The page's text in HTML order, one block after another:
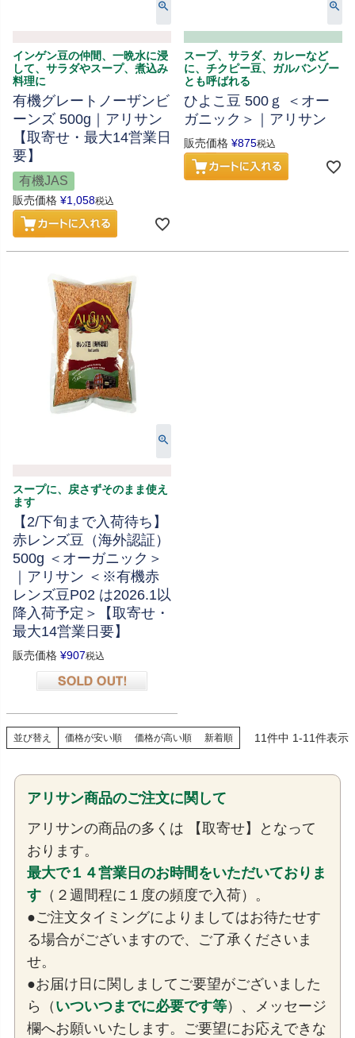
インゲン豆の仲間、一晩水に浸
して、サラダやスープ、煮込み
料理に
有機グレートノーザンビ
ーンズ 500g｜アリサン
【取寄せ・最大14営業日
要】
有機JAS
販売価格 ¥1,058税込
スープ、サラダ、カレーなど
に、チクピー豆、ガルバンゾー
とも呼ばれる
ひよこ豆 500ｇ ＜オー
ガニック＞｜アリサン
販売価格 ¥875税込
スープに、戻さずそのまま使え
ます
【2/下旬まで入荷待ち】
赤レンズ豆（海外認証）
500g ＜オーガニック＞
｜アリサン ＜※有機赤
レンズ豆P02 は2026.1以
降入荷予定＞【取寄せ・
最大14営業日要】
販売価格 ¥907税込
並び替え 価格が安い順 価格が高い順 新着順 11件中 1-11件表示
アリサン商品のご注文に関して
アリサンの商品の多くは 【取寄せ】となって
おります。
最大で１４営業日のお時間をいただいておりま
す （２週間程に１度の頻度で入荷）。
●ご注文タイミングによりましてはお待たせす
る場合がございますので、ご了承くださいま
せ。
●お届け日に関しましてご要望がございました
ら（ いついつまでに必要です等）、メッセージ
欄へお願いいたします。ご要望にお応えできな